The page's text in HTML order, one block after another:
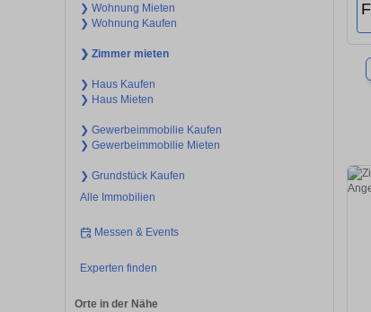
❯ Wohnung Mieten
❯ Wohnung Kaufen
❯ Zimmer mieten
❯ Haus Kaufen
❯ Haus Mieten
❯ Gewerbeimmobilie Kaufen
❯ Gewerbeimmobilie Mieten
❯ Grundstück Kaufen
Alle Immobilien
Messen & Events
Experten finden
Orte in der Nähe